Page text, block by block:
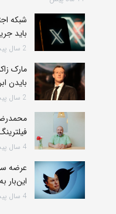
شبکه
باید
2 سال پیش
مارک
بایدن
2 سال پیش
سکوی
4 سال پیش
عرضه
این‌بار به
4 سال پیش